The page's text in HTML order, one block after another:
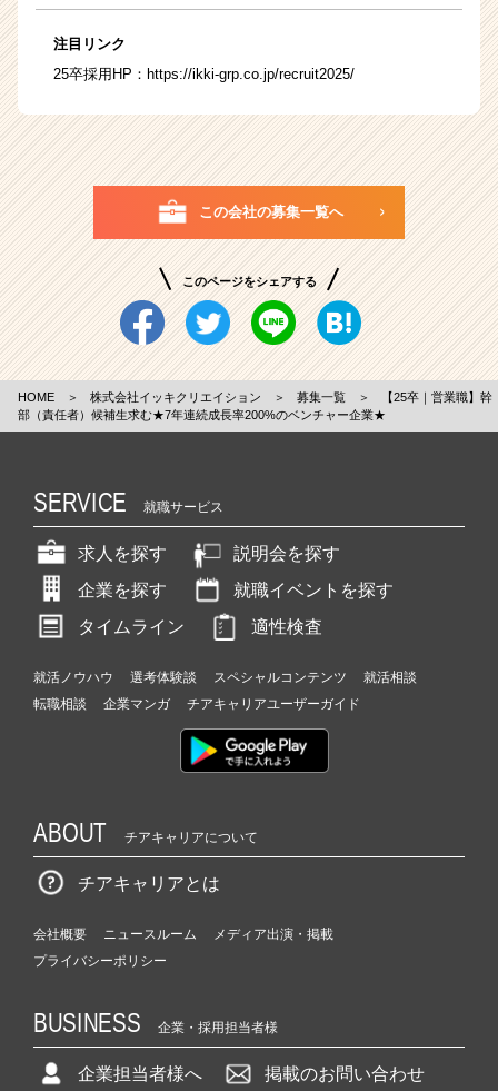
注目リンク
25卒採用HP： https://ikki-grp.co.jp/recruit2025/
この会社の募集一覧へ
このページをシェアする
HOME ＞ 株式会社イッキクリエイション ＞ 募集一覧 ＞
【25卒｜営業職】幹
部（責任者）候補生求む★7年連続成長率200%のベンチャー企業★
SERVICE 就職サービス
求人を探す
説明会を探す
企業を探す
就職イベントを探す
タイムライン
適性検査
就活ノウハウ 選考体験談 スペシャルコンテンツ
就活相談
転職相談
企業マンガ チアキャリアユーザーガイド
ABOUT チアキャリアについて
チアキャリアとは
会社概要 ニュースルーム
メディア出演・掲載
プライバシーポリシー
BUSINESS 企業・採用担当者様
企業担当者様へ 掲載のお問い合わせ